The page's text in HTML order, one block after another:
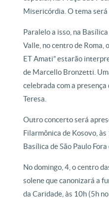
Misericórdia. O tema será
Paralelo a isso, na
Valle, no centro de Roma,
ET Amati” estarão
de Marcello Bronzetti.
celebrada com a
Teresa.
Outro concerto será
Filarmônica de Kosovo,
Basílica de São Paulo Fora
No domingo, 4, o centro
solene que canonizará a
da Caridade, às 10h (5h